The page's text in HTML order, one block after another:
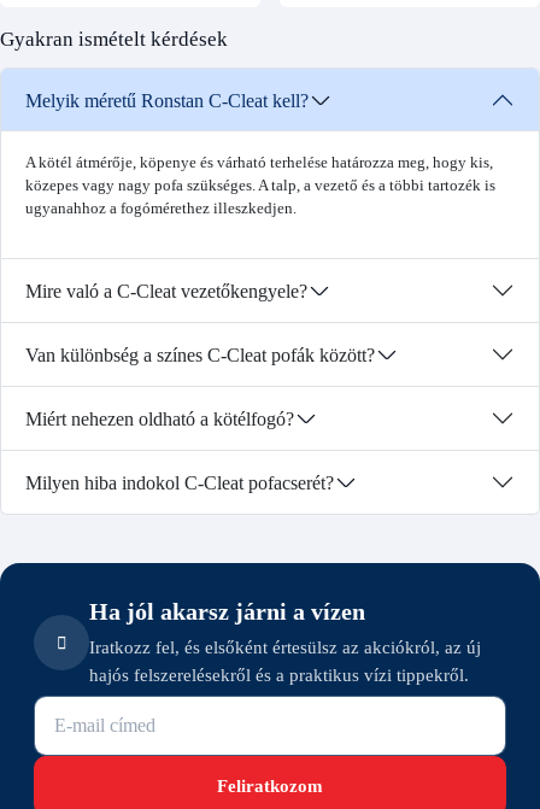
Gyakran ismételt kérdések
Melyik méretű Ronstan C-Cleat kell?
A kötél átmérője, köpenye és várható terhelése határozza meg, hogy kis,
közepes vagy nagy pofa szükséges. A talp, a vezető és a többi tartozék is
ugyanahhoz a fogómérethez illeszkedjen.
Mire való a C-Cleat vezetőkengyele?
Van különbség a színes C-Cleat pofák között?
Miért nehezen oldható a kötélfogó?
Milyen hiba indokol C-Cleat pofacserét?
Ha jól akarsz járni a vízen
Iratkozz fel, és elsőként értesülsz az akciókról, az új
hajós felszerelésekről és a praktikus vízi tippekről.
E-mail cím
Feliratkozom